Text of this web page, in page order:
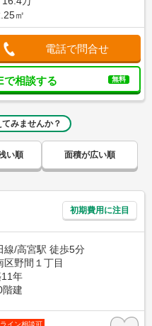
㎡
電話で問合せ
で相談する 無料
みませんか？
い順 面積が広い順
初期費用に注目
線/高宮駅 徒歩5分
区野間１丁目
年
階建
イン相談可